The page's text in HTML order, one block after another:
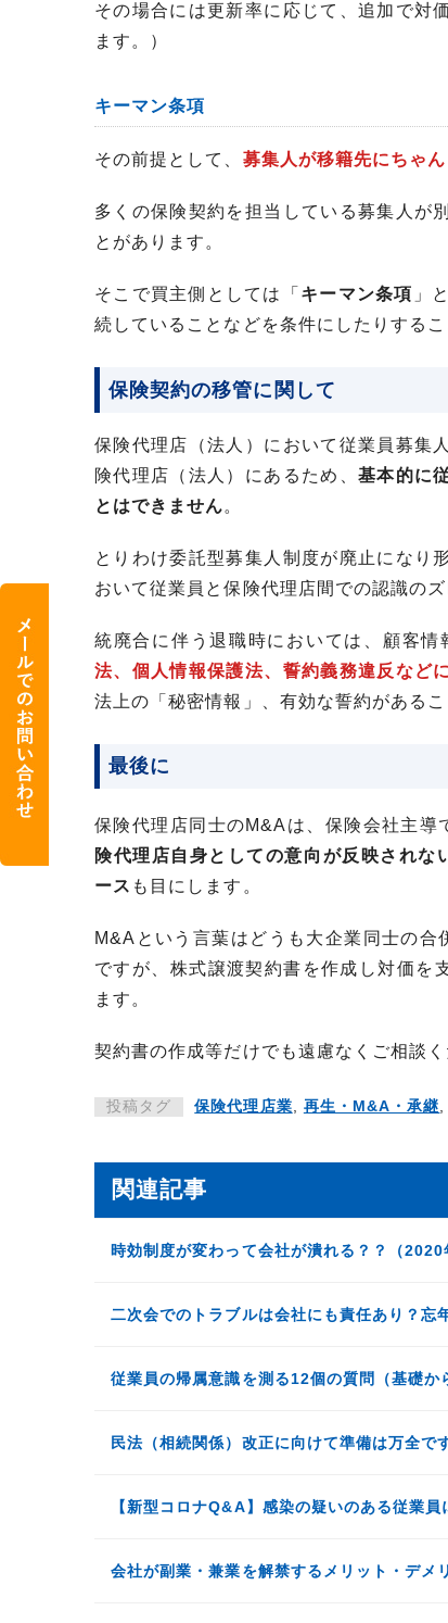
その場合には更新率に応じて、追加で対
ます。）
キーマン条項
その前提として、 募集人が移籍先にちゃ
多くの保険契約を担当している募集人が
とがあります。
そこで買主側としては「 キーマン条項 」
続していることなどを条件にしたりするこ
保険契約の移管に関して
保険代理店（法人）において従業員募集
険代理店（法人）にあるため、 基本的に
とはできません。
とりわけ委託型募集人制度が廃止になり
おいて従業員と保険代理店間での認識の
統廃合に伴う退職時においては、顧客情
法、個人情報保護法、誓約義務違反など
法上の「秘密情報」、有効な誓約がある
最後に
保険代理店同士のM&Aは、保険会社主導
険代理店自身としての意向が反映されな
ース も目にします。
M&Aという言葉はどうも大企業同士の合
ですが、株式譲渡契約書を作成し対価を
ます。
契約書の作成等だけでも遠慮なくご相談く
投稿タグ 保険代理店業, 再生・M&A・承継,
関連記事
時効制度が変わって会社が潰れる？？（
二次会でのトラブルは会社にも責任あり？忘
従業員の帰属意識を測る12個の質問（基礎
民法（相続関係）改正に向けて準備は万全で
【新型コロナQ&A】感染の疑いのある従業
会社が副業・兼業を解禁するメリット・デメ